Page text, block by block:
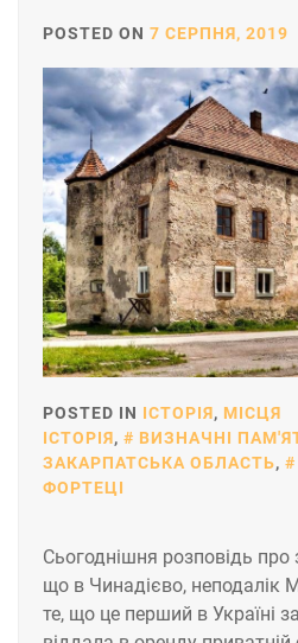
POSTED ON 7 СЕРПНЯ, 2019
POSTED IN ІСТОРІЯ, МІСЦЯ
ІСТОРІЯ, ВИЗНАЧНІ
ЗАКАРПАТСЬКА ОБЛАСТЬ,
ФОРТЕЦІ
Сьогоднішня розповідь
що в Чинадієво, неподалік
те, що це перший в Україні